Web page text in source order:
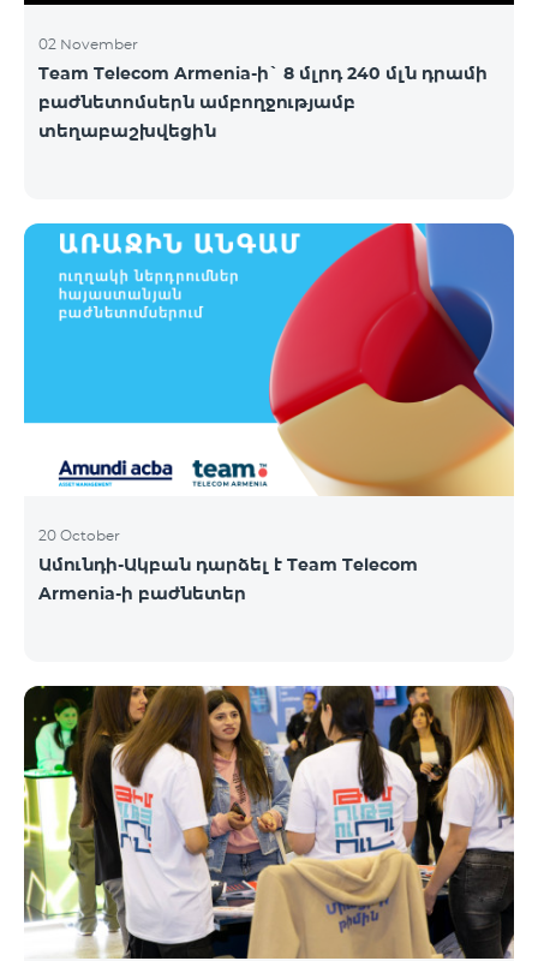
02 November
Team Telecom Armenia-ի` 8 մլրդ 240 մլն դրամի
բաժնետոմսերն ամբողջությամբ
տեղաբաշխվեցին
20 October
Ամունդի-Ակբան դարձել է Team Telecom
Armenia-ի բաժնետեր